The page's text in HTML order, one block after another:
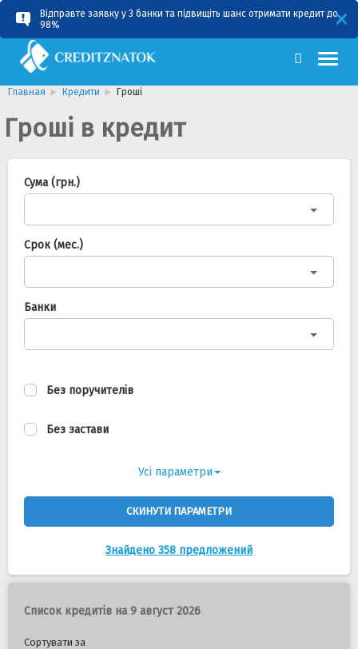
Відправте заявку у 3 банки та підвищіть шанс отримати кредит до
98%
RU UA
Главная Кредити Гроші
Гроші в кредит
Сума (грн.)
Срок (мес.)
Банки
Без поручителів
Без застави
Усі параметри
СКИНУТИ ПАРАМЕТРИ
Знайдено 358 предложений
Список кредитів на 9 август 2026
Сортувати за